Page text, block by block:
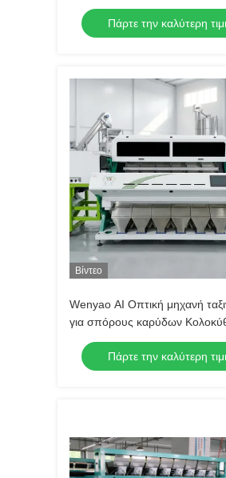
Νέο σχεδιασμό πλήρης
συσκευή διαλογής χρώματος
Πάρτε την καλύτερη
Βίντεο
Wenyao AI Οπτική μηχανή
για σπόρους καρύδων
Κασέου Αμύγδαλα Σχήμα
Τροποποιητής χρώματος
Τροποποιητής
Πάρτε την καλύτερη